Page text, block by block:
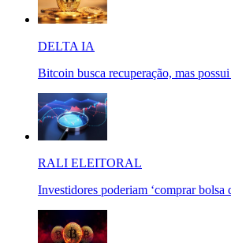
DELTA IA
Bitcoin busca recuperação, mas
RALI ELEITORAL
Investidores poderiam ‘comprar bolsa